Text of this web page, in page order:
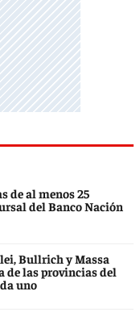
de al menos 25
del Banco Nación
Bullrich y Massa
de las provincias del
uno